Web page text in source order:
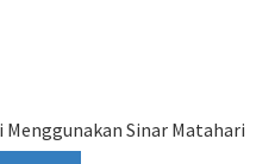
Sinar Matahari